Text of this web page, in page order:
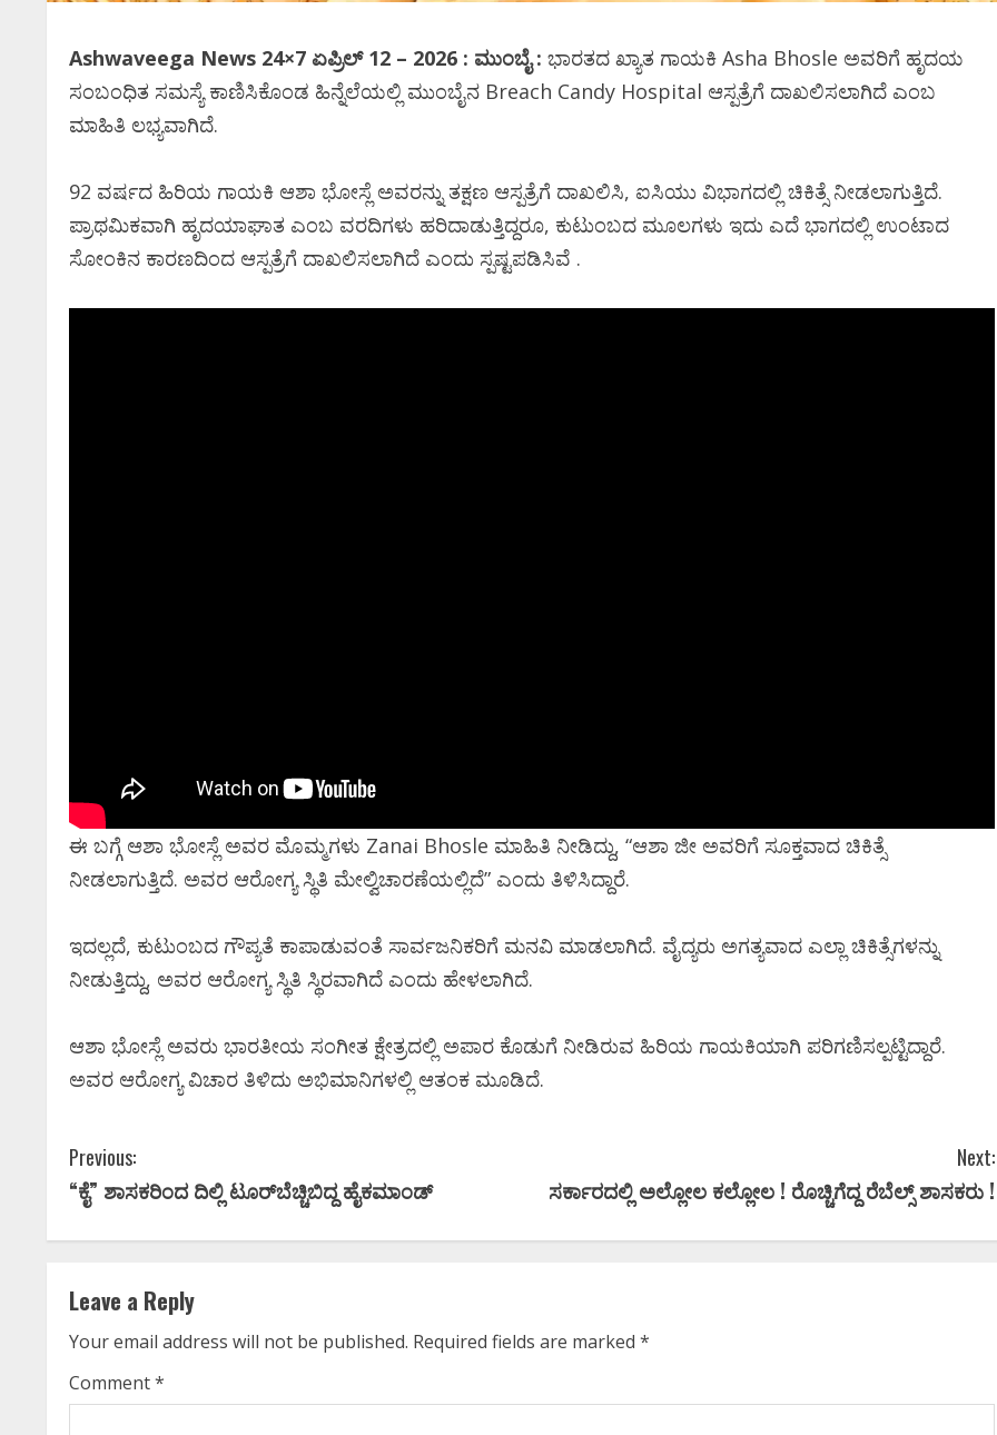
Ashwaveega News 24×7 ಏಪ್ರಿಲ್‌ 12 – 2026 : ಮುಂಬೈ : ಭಾರತದ ಖ್ಯಾತ ಗಾಯಕಿ Asha Bhosle ಅವರಿಗೆ ಹೃದಯ
ಸಂಬಂಧಿತ ಸಮಸ್ಯೆ ಕಾಣಿಸಿಕೊಂಡ ಹಿನ್ನೆಲೆಯಲ್ಲಿ ಮುಂಬೈನ Breach Candy Hospital ಆಸ್ಪತ್ರೆಗೆ ದಾಖಲಿಸಲಾಗಿದೆ ಎಂಬ
ಮಾಹಿತಿ ಲಭ್ಯವಾಗಿದೆ.
92 ವರ್ಷದ ಹಿರಿಯ ಗಾಯಕಿ ಆಶಾ ಭೋಸ್ಲೆ ಅವರನ್ನು ತಕ್ಷಣ ಆಸ್ಪತ್ರೆಗೆ ದಾಖಲಿಸಿ, ಐಸಿಯು ವಿಭಾಗದಲ್ಲಿ ಚಿಕಿತ್ಸೆ ನೀಡಲಾಗುತ್ತಿದೆ.
ಪ್ರಾಥಮಿಕವಾಗಿ ಹೃದಯಾಘಾತ ಎಂಬ ವರದಿಗಳು ಹರಿದಾಡುತ್ತಿದ್ದರೂ, ಕುಟುಂಬದ ಮೂಲಗಳು ಇದು ಎದೆ ಭಾಗದಲ್ಲಿ ಉಂಟಾದ
ಸೋಂಕಿನ ಕಾರಣದಿಂದ ಆಸ್ಪತ್ರೆಗೆ ದಾಖಲಿಸಲಾಗಿದೆ ಎಂದು ಸ್ಪಷ್ಟಪಡಿಸಿವೆ .
ಈ ಬಗ್ಗೆ ಆಶಾ ಭೋಸ್ಲೆ ಅವರ ಮೊಮ್ಮಗಳು Zanai Bhosle ಮಾಹಿತಿ ನೀಡಿದ್ದು, “ಆಶಾ ಜೀ ಅವರಿಗೆ ಸೂಕ್ತವಾದ ಚಿಕಿತ್ಸೆ
ನೀಡಲಾಗುತ್ತಿದೆ. ಅವರ ಆರೋಗ್ಯ ಸ್ಥಿತಿ ಮೇಲ್ವಿಚಾರಣೆಯಲ್ಲಿದೆ” ಎಂದು ತಿಳಿಸಿದ್ದಾರೆ.
ಇದಲ್ಲದೆ, ಕುಟುಂಬದ ಗೌಪ್ಯತೆ ಕಾಪಾಡುವಂತೆ ಸಾರ್ವಜನಿಕರಿಗೆ ಮನವಿ ಮಾಡಲಾಗಿದೆ. ವೈದ್ಯರು ಅಗತ್ಯವಾದ ಎಲ್ಲಾ ಚಿಕಿತ್ಸೆಗಳನ್ನು
ನೀಡುತ್ತಿದ್ದು, ಅವರ ಆರೋಗ್ಯ ಸ್ಥಿತಿ ಸ್ಥಿರವಾಗಿದೆ ಎಂದು ಹೇಳಲಾಗಿದೆ.
ಆಶಾ ಭೋಸ್ಲೆ ಅವರು ಭಾರತೀಯ ಸಂಗೀತ ಕ್ಷೇತ್ರದಲ್ಲಿ ಅಪಾರ ಕೊಡುಗೆ ನೀಡಿರುವ ಹಿರಿಯ ಗಾಯಕಿಯಾಗಿ ಪರಿಗಣಿಸಲ್ಪಟ್ಟಿದ್ದಾರೆ.
ಅವರ ಆರೋಗ್ಯ ವಿಚಾರ ತಿಳಿದು ಅಭಿಮಾನಿಗಳಲ್ಲಿ ಆತಂಕ ಮೂಡಿದೆ.
C
o
n
t
i
n
Previous:
“ಕೈ” ಶಾಸಕರಿಂದ ದಿಲ್ಲಿ ಟೂರ್‌ಬೆಚ್ಚಿಬಿದ್ದ ಹೈಕಮಾಂಡ್‌
Next:
ಸರ್ಕಾರದಲ್ಲಿ ಅಲ್ಲೋಲ ಕಲ್ಲೋಲ ! ರೊಚ್ಚಿಗೆದ್ದ ರೆಬೆಲ್ಸ್‌ ಶಾಸಕರು !
Leave a Reply
Your email address will not be published. Required fields are marked *
Comment*
ಸಿನಿಮಾ ಸಿನಿಮಾ ಸುದ್ದಿ
ಕನ್ನಡ ಚಿತ್ರರಂಗಕ್ಕೆ ದೊಡ್ಡ
ಆಘಾತ; ʻಹಿಟ್ಲರ್ ಕಲ್ಯಾಣʼ
ನಟನ ದುರಂತ ಅಂತ್ಯ!
Newsbeat ಜಿಲ್ಲೆ ರಾಜಕೀಯ ರಾಜ್ಯ
ದೊಡ್ಡಗೌಡರ ಮನೆಗೆ ತೆರಳಿ